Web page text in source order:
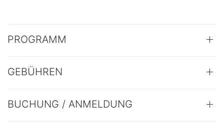
PROGRAMM
GEBÜHREN
BUCHUNG / ANMELDUNG